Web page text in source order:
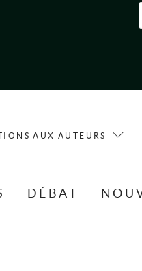
AUX AUTEURS
DÉBAT